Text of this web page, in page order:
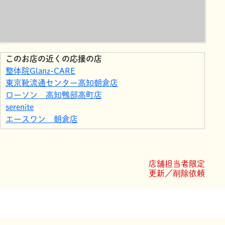
このお店の近くの応援の店
整体院Glanz-CARE
東京靴流通センター高知朝倉店
ローソン 高知鴨部高町店
serenite
エースワン 朝倉店
花恋美容室朝倉店
店舗担当者限定
更新／削除依頼